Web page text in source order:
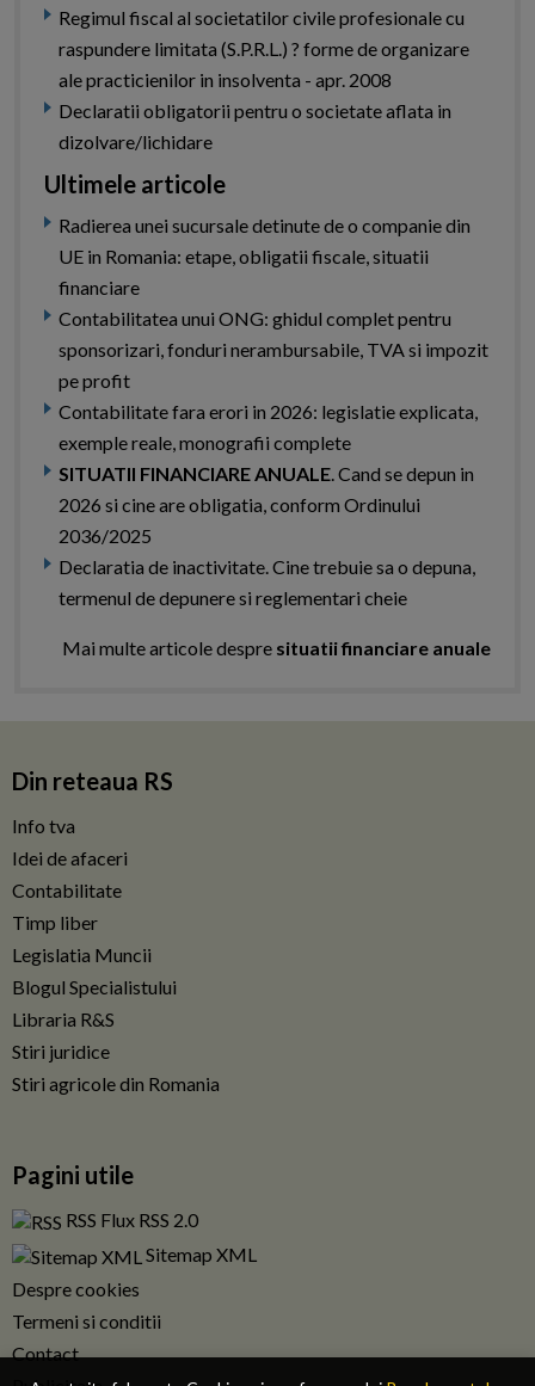
Regimul fiscal al societatilor civile profesionale cu
raspundere limitata (S.P.R.L.) ? forme de organizare
ale practicienilor in insolventa - apr. 2008
Declaratii obligatorii pentru o societate aflata in
dizolvare/lichidare
Ultimele articole
Radierea unei sucursale detinute de o companie din
UE in Romania: etape, obligatii fiscale, situatii
financiare
Contabilitatea unui ONG: ghidul complet pentru
sponsorizari, fonduri nerambursabile, TVA si impozit
pe profit
Contabilitate fara erori in 2026: legislatie explicata,
exemple reale, monografii complete
SITUATII FINANCIARE ANUALE. Cand se depun in
2026 si cine are obligatia, conform Ordinului
2036/2025
Declaratia de inactivitate. Cine trebuie sa o depuna,
termenul de depunere si reglementari cheie
Mai multe articole despre situatii financiare anuale
Din reteaua RS
Info tva
Idei de afaceri
Contabilitate
Timp liber
Legislatia Muncii
Blogul Specialistului
Libraria R&S
Stiri juridice
Stiri agricole din Romania
Pagini utile
RSS Flux RSS 2.0
Sitemap XML
Despre cookies
Termeni si conditii
Contact